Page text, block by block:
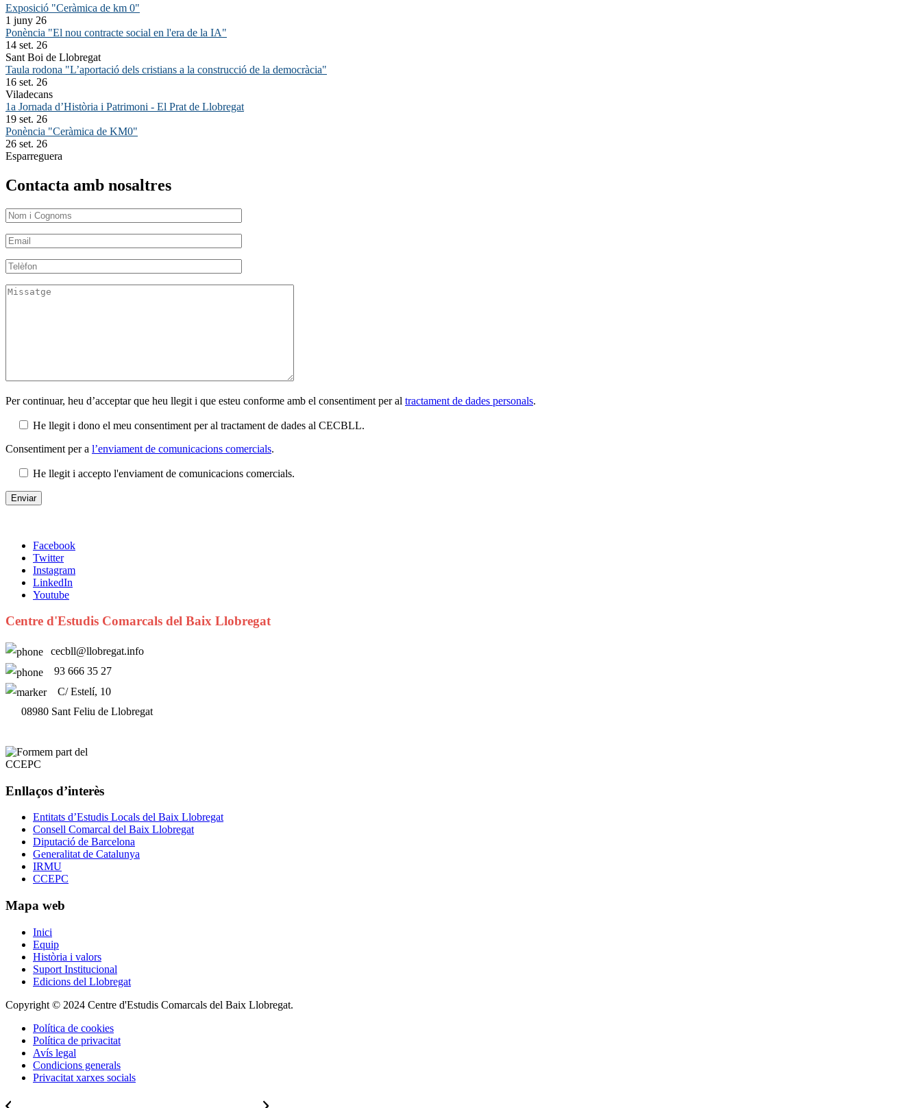
Exposició "Ceràmica de km 0"
1 juny 26
Ponència "El nou contracte social en l'era de la IA"
14 set. 26
Sant Boi de Llobregat
Taula rodona "L’aportació dels cristians a la construcció de la democràcia"
16 set. 26
Viladecans
1a Jornada d’Història i Patrimoni - El Prat de Llobregat
19 set. 26
Ponència "Ceràmica de KM0"
26 set. 26
Esparreguera
Contacta amb nosaltres
Per continuar, heu d’acceptar que heu llegit i que esteu conforme amb el consentiment per al tractament de dades personals.
He llegit i dono el meu consentiment per al tractament de dades al CECBLL.
Consentiment per a l’enviament de comunicacions comercials.
He llegit i accepto l'enviament de comunicacions comercials.
Facebook
Twitter
Instagram
LinkedIn
Youtube
Centre d'Estudis Comarcals del Baix Llobregat
cecbll@llobregat.info
93 666 35 27
C/ Estelí, 10
08980 Sant Feliu de Llobregat
Enllaços d’interès
Entitats d’Estudis Locals del Baix Llobregat
Consell Comarcal del Baix Llobregat
Diputació de Barcelona
Generalitat de Catalunya
IRMU
CCEPC
Mapa web
Inici
Equip
Història i valors
Suport Institucional
Edicions del Llobregat
Copyright © 2024 Centre d'Estudis Comarcals del Baix Llobregat.
Política de cookies
Política de privacitat
Avís legal
Condicions generals
Privacitat xarxes socials